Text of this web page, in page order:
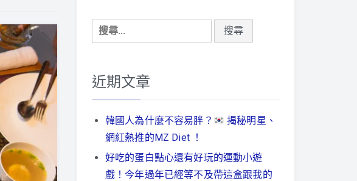
搜
尋
鍵
近期文章
韓國人為什麼不容易胖？
揭秘明星、
網紅熱推的MZ Diet ！
好吃的蛋白點心還有好玩的運動小遊
戲！今年過年已經等不及帶這盒跟我的